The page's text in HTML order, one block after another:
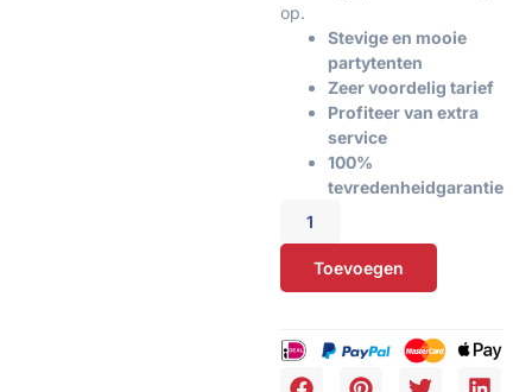
op.
Stevige en mooie
partytenten
Zeer voordelig tarief
Profiteer van extra
service
100%
tevredenheidgarantie
Toevoegen